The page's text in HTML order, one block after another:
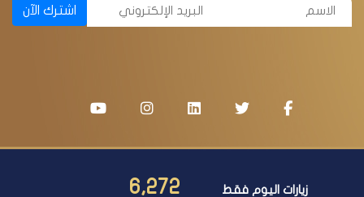
اشترك الآن
زيارات اليوم فقط 6,272